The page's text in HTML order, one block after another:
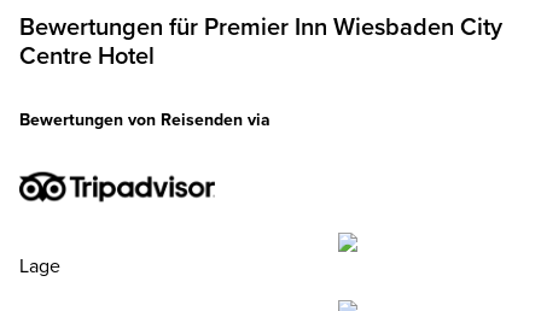
oder als Rührei, heiße Würstchen und Frühstücksspeck,
knackiges Obst, vegane Alternativen und natürlich
Bis zu zwei Kinder unter 16 Jahren frühstücken gratis mit,
Bewertungen für Premier Inn Wiesbaden City
Centre Hotel
Bewertungen von Reisenden via
Lage